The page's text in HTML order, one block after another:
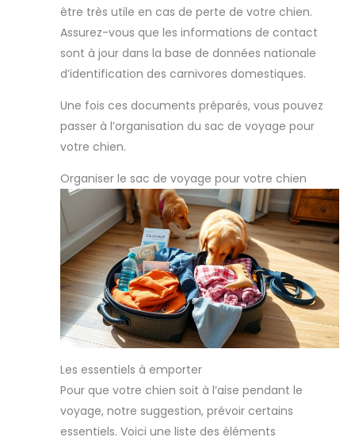
être très utile en cas de perte de votre chien.
Assurez-vous que les informations de contact
sont à jour dans la base de données nationale
d’identification des carnivores domestiques.
Une fois ces documents préparés, vous pouvez
passer à l’organisation du sac de voyage pour
votre chien.
Organiser le sac de voyage pour votre chien
Les essentiels à emporter
Pour que votre chien soit à l’aise pendant le
voyage, notre suggestion, prévoir certains
essentiels. Voici une liste des éléments